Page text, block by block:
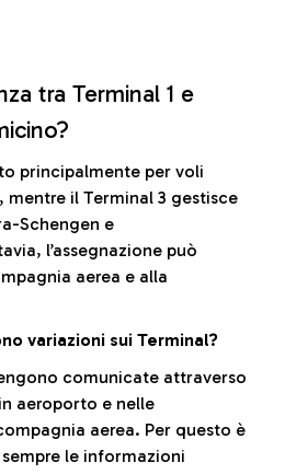
tra Terminal 1 e
principalmente per voli
mentre il Terminal 3 gestisce
Schengen e
l’assegnazione può
aerea e alla
variazioni sui Terminal?
comunicate attraverso
aeroporto e nelle
aerea. Per questo è
le informazioni